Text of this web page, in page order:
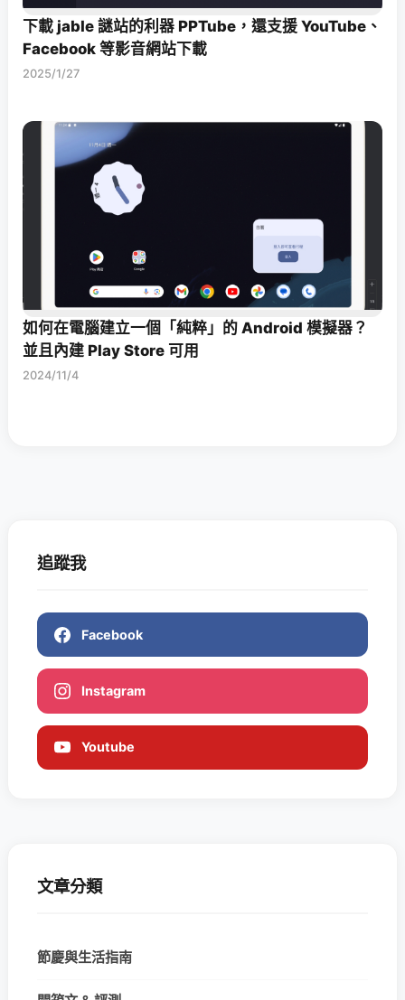
下載 jable 謎站的利器 PPTube，還支援 YouTube、
Facebook 等影音網站下載
2025/1/27
如何在電腦建立一個「純粹」的 Android 模擬器？
並且內建 Play Store 可用
2024/11/4
追蹤我
Facebook
Instagram
Youtube
文章分類
節慶與生活指南